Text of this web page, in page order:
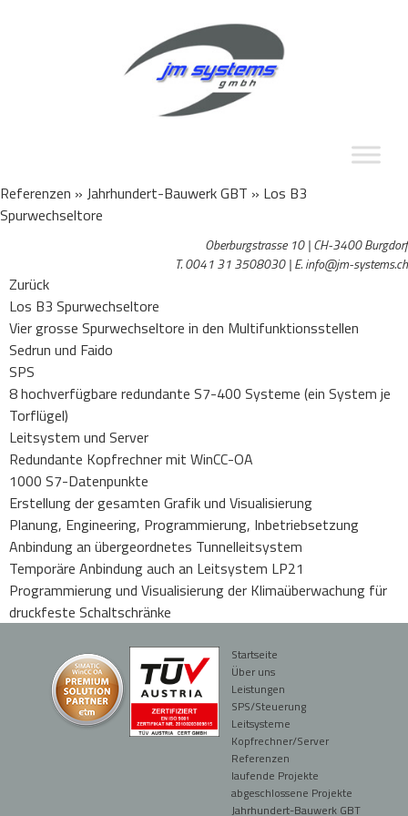
Referenzen » Jahrhundert-Bauwerk GBT » Los B3
Spurwechseltore
Oberburgstrasse 10 | CH-3400 Burgdorf
T. 0041 31 3508030 | E. info@jm-systems.ch
Zurück
Los B3 Spurwechseltore
Vier grosse Spurwechseltore in den Multifunktionsstellen
Sedrun und Faido
SPS
8 hochverfügbare redundante S7-400 Systeme (ein System je
Torflügel)
Leitsystem und Server
Redundante Kopfrechner mit WinCC-OA
1000 S7-Datenpunkte
Erstellung der gesamten Grafik und Visualisierung
Planung, Engineering, Programmierung, Inbetriebsetzung
Anbindung an übergeordnetes Tunnelleitsystem
Temporäre Anbindung auch an Leitsystem LP21
Programmierung und Visualisierung der Klimaüberwachung für
druckfeste Schaltschränke
Startseite
Über uns
Leistungen
SPS/Steuerung
Leitsysteme
Kopfrechner/Server
Referenzen
laufende Projekte
abgeschlossene Projekte
Jahrhundert-Bauwerk GBT